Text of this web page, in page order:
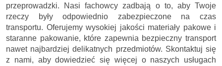
przeprowadzki. Nasi fachowcy zadbają o to, aby Twoje
rzeczy były odpowiednio zabezpieczone na czas
transportu. Oferujemy wysokiej jakości materiały pakowe i
staranne pakowanie, które zapewnia bezpieczny transport
nawet najbardziej delikatnych przedmiotów. Skontaktuj się
z nami, aby dowiedzieć się więcej o naszych usługach